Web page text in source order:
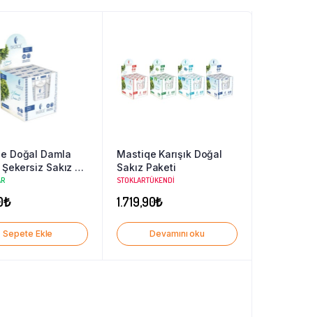
Doğal Damla
Şekersiz Sakız 20
SADE
₺
Sepete Ekle
Mastiqe Karışık Doğal
Sakız Paketi
STOKLAR TÜKENDI
1.719,90₺
Devamını oku